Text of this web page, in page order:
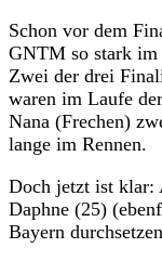
Schon vor dem
GNTM so stark im
Zwei der drei
waren im Laufe
Nana (Frechen)
lange im Rennen.
Doch jetzt ist klar:
Daphne (25)
Bayern